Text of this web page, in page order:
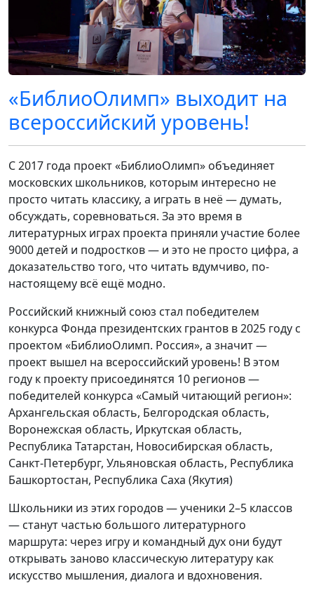
«БиблиоОлимп» выходит на
всероссийский уровень!
С 2017 года проект «БиблиоОлимп» объединяет
московских школьников, которым интересно не
просто читать классику, а играть в неё — думать,
обсуждать, соревноваться. За это время в
литературных играх проекта приняли участие более
9000 детей и подростков — и это не просто цифра, а
доказательство того, что читать вдумчиво, по-
настоящему всё ещё модно.
Российский книжный союз стал победителем
конкурса Фонда президентских грантов в 2025 году с
проектом «БиблиоОлимп. Россия», а значит —
проект вышел на всероссийский уровень! В этом
году к проекту присоединятся 10 регионов —
победителей конкурса «Самый читающий регион»:
Архангельская область, Белгородская область,
Воронежская область, Иркутская область,
Республика Татарстан, Новосибирская область,
Санкт-Петербург, Ульяновская область, Республика
Башкортостан, Республика Саха (Якутия)
Школьники из этих городов — ученики 2–5 классов
— станут частью большого литературного
маршрута: через игру и командный дух они будут
открывать заново классическую литературу как
искусство мышления, диалога и вдохновения.